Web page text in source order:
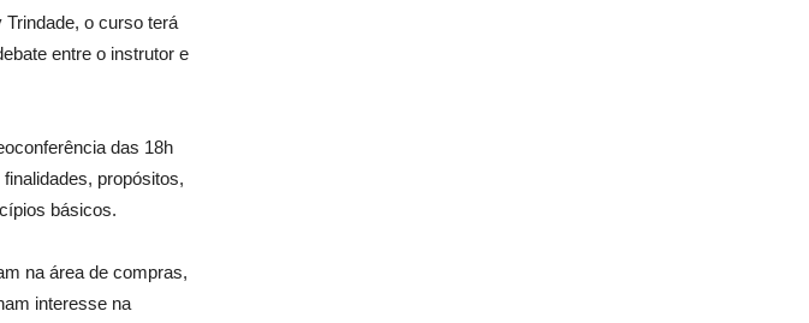
o curso terá
entre o instrutor e
das 18h
propósitos,
básicos.
na área de compras,
interesse na